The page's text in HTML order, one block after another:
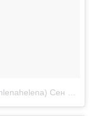
Сен 25 2016 в 5:56 PDT